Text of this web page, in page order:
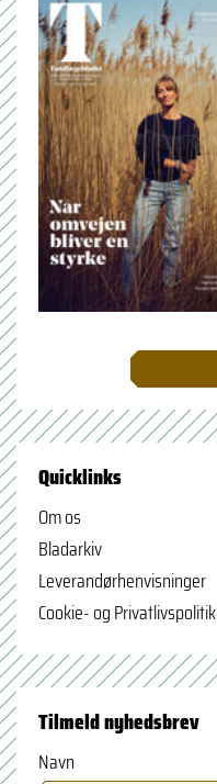
Quicklinks
Om os
Bladarkiv
Leverandørhenvisninger
Cookie- og Privatlivspolitik
Tilmeld nyhedsbrev
Navn